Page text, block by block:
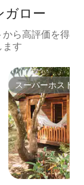
ガロー
ら高評価を得
ます
スーパーホスト
スーパーホスト